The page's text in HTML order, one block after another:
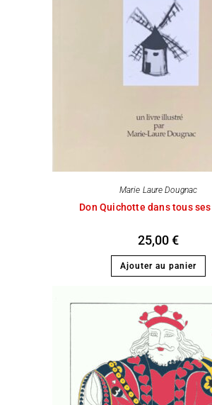
Marie Laure Dougnac
Don Quichotte dans tous
25,00€
Ajouter au panier